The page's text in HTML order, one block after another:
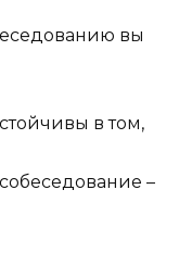
вы
в том,
–